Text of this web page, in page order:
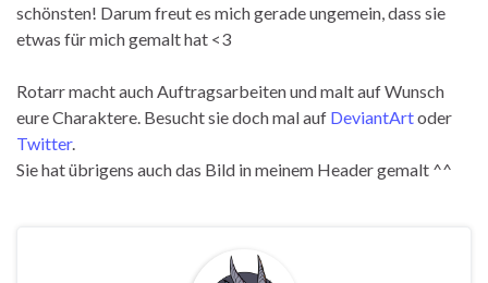
schönsten! Darum freut es mich gerade ungemein, dass sie
etwas für mich gemalt hat <3
Rotarr macht auch Auftragsarbeiten und malt auf Wunsch
eure Charaktere. Besucht sie doch mal auf DeviantArtoder
Twitter.
Sie hat übrigens auch das Bild in meinem Header gemalt ^^